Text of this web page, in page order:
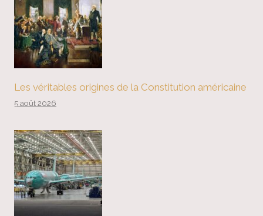
Les véritables origines de la Constitution américaine
5 août 2026